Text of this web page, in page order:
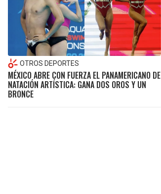
OTROS DEPORTES
MÉXICO ABRE CON FUERZA EL PANAMERICANO DE
NATACIÓN ARTÍSTICA: GANA DOS OROS Y UN
BRONCE